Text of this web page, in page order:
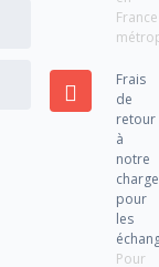
France
Frais
de
retour
à
notre
charge
pour
les
Pour